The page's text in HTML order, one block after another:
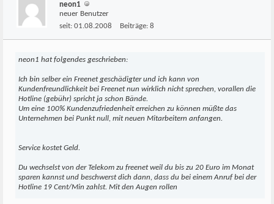
neon1
neuer Benutzer
seit: 01.08.2008 Beiträge: 8
neon1 hat folgendes geschrieben:
Ich bin selber ein Freenet geschädigter und ich kann von
Kundenfreundlichkeit bei Freenet nun wirklich nicht sprechen, vorallen die
Hotline (gebühr) spricht ja schon Bände.
Um eine 100% Kundenzufriedenheit erreichen zu können müßte das
Unternehmen bei Punkt null, mit neuen Mitarbeitern anfangen.
Service kostet Geld.
Du wechselst von der Telekom zu freenet weil du bis zu 20 Euro im Monat
sparen kannst und beschwerst dich dann, dass du bei einem Anruf bei der
Hotline 19 Cent/Min zahlst. Mit den Augen rollen